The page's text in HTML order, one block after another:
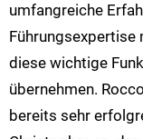
umfangreiche
Führungsexpertise
diese wichtige
übernehmen.
bereits sehr